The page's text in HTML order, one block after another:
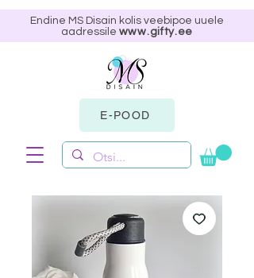
Endine MS Disain kolis veebipoe uuele
aadressile www.gifty.ee
E-POOD